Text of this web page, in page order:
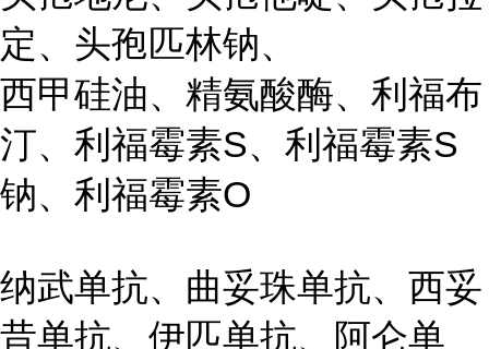
定、头孢匹林钠、
西甲硅油、精氨酸酶、利福布
汀、利福霉素S、利福霉素S
钠、利福霉素O
纳武单抗、曲妥珠单抗、西妥
昔单抗、伊匹单抗、阿仑单